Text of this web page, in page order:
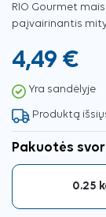
RIO Gourmet
paįvairinantis
4,49 €
Yra sandėlyje
Produktą
Pakuotės
0.25